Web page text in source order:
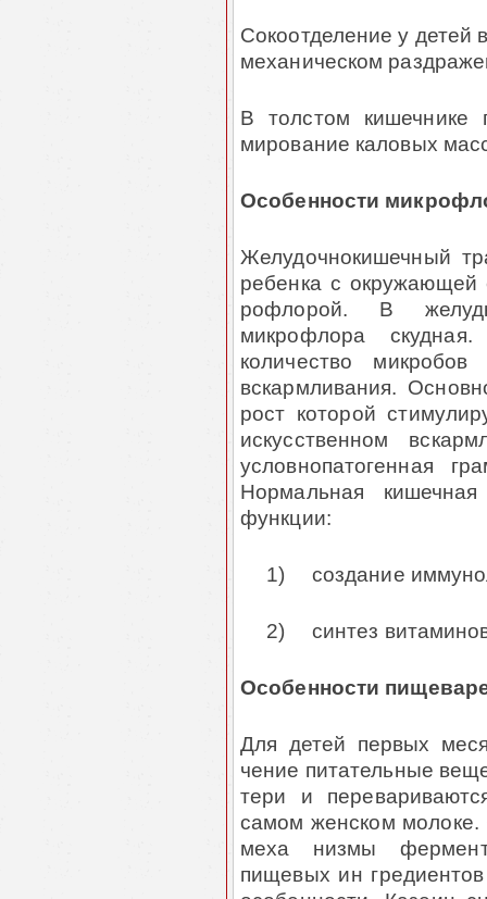
Сокоотделение у детей
механическом
В толстом
мирование каловых
Особенности
Желудочнокишечный
ребенка с окружающей
рофлорой. В
микрофлора
количество
вскармливания.
рост которой
искусственном
условнопатогенная
Нормальная
функции:
1) создание
2) синтез
Особенности
Для детей первых
чение питательные
тери и
самом женском молоке.
меха низмы
пищевых ин